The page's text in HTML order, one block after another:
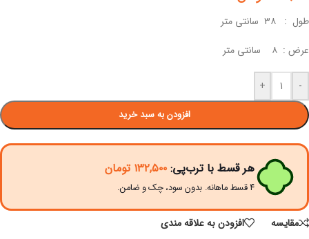
طول : ۳۸ سانتی متر
عرض : ۸ سانتی متر
-
+
افزودن به سبد خرید
هر قسط با ترب‌پی: ۱۳۲,۵۰۰ تومان
۴ قسط ماهانه. بدون سود، چک و ضامن.
مقايسه
افزودن به علاقه مندی